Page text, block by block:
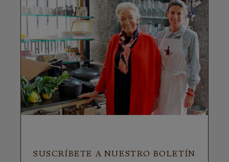
SUSCRÍBETE A NUESTRO BOLETÍN